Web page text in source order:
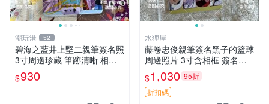
潮玩港 52
碧海之藍井上堅二親筆簽名照
3寸周邊珍藏 筆跡清晰 相框
精美 碧海之藍 簽名照片 井上
堅二 周邊品
$930
水狸屋
藤卷忠俊親筆簽名黑子的籃球
周邊照片 3寸含相框 簽名照
簽名真跡 黑籃周邊
$1,030 95折
折扣碼